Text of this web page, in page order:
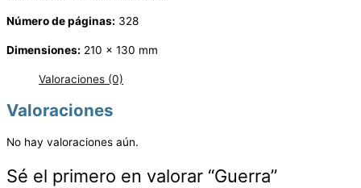
Número de páginas: 328
Dimensiones: 210 x 130 mm
Valoraciones (0)
Valoraciones
No hay valoraciones aún.
Sé el primero en valorar “Guerra”